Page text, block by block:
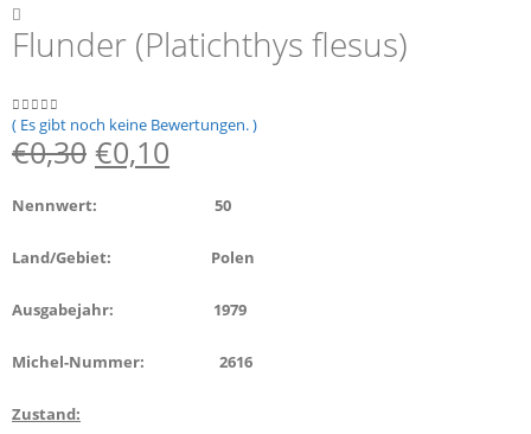
Flunder (Platichthys flesus)
0 out of 5
( Es gibt noch keine Bewertungen. )
€0,30 €0,10
Nennwert: 50
Land/Gebiet: Polen
Ausgabejahr: 1979
Michel-Nummer: 2616
Zustand: